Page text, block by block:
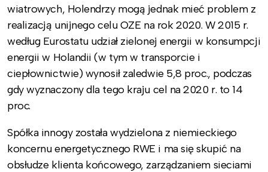
wiatrowych, Holendrzy mogą jednak mieć problem z
realizacją unijnego celu OZE na rok 2020. W 2015 r.
według Eurostatu udział zielonej energii w konsumpcji
energii w Holandii (w tym w transporcie i
ciepłownictwie) wynosił zaledwie 5,8 proc., podczas
gdy wyznaczony dla tego kraju cel na 2020 r. to 14
proc.
Spółka innogy została wydzielona z niemieckiego
koncernu energetycznego RWE i ma się skupić na
obsłudze klienta końcowego, zarządzaniem sieciami